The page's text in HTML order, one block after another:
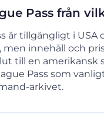
Pass från
är tillgängligt i
men innehåll och
till en amerikansk
Pass som
arkivet.